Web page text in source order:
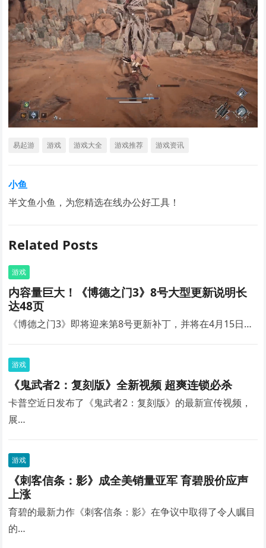
易起游 游戏 游戏大全 游戏推荐 游戏资讯
小鱼
半文鱼小鱼，为您精选在线办公好工具！
Related Posts
游戏
内容量巨大！《博德之门3》8号大型更新说明长
达48页
《博德之门3》即将迎来第8号更新补丁，并将在4月15日…
游戏
《鬼武者2：复刻版》全新视频 超爽连锁必杀
卡普空近日发布了《鬼武者2：复刻版》的最新宣传视频，
展…
游戏
《刺客信条：影》成全美销量亚军 育碧股价应声
上涨
育碧的最新力作《刺客信条：影》在争议中取得了令人瞩目
的…